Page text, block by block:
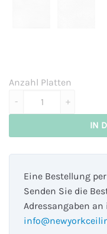
Anzahl Platten
IN
Eine Bestellung
Senden Sie die
Adressangaben